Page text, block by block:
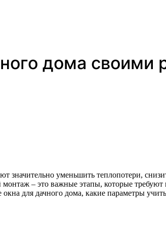
дома своими
– это важные этапы, которые требуют
для дачного дома, какие параметры